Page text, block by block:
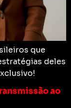
que
deles
ao